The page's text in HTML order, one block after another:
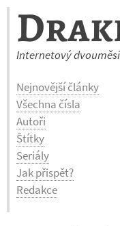
Internetový
Nejnovější články
Všechna čísla
Autoři
Štítky
Seriály
Jak přispět?
Redakce